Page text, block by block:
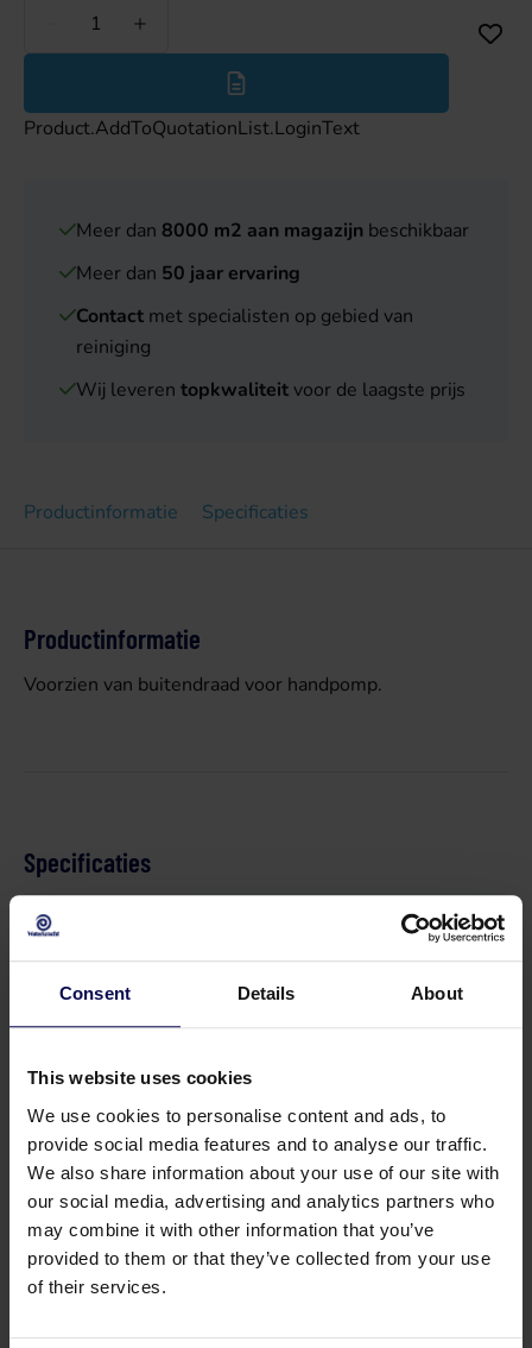
Consent Details About
This website uses cookies
We use cookies to personalise content and ads, to
provide social media features and to analyse our traffic.
We also share information about your use of our site with
our social media, advertising and analytics partners who
may combine it with other information that you’ve
provided to them or that they’ve collected from your use
of their services.
Minder
Product.AddToQuotationList.LoginText
Meer dan 8000 m2 aan magazijn beschikbaar
Meer dan 50 jaar ervaring
Contact met specialisten op gebied van
reiniging
Wij leveren topkwaliteit voor de laagste prijs
Productinformatie Specificaties
Productinformatie
Voorzien van buitendraad voor handpomp.
Specificaties
Tekeningnummer
Verkoopeenheid
st